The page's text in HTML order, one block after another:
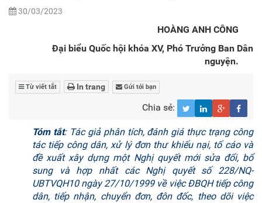
30/03/2023
HOÀNG ANH CÔNG
Đại biểu Quốc hội khóa XV, Phó Trưởng Ban Dân
nguyện.
Từ viết tắt In trang Gửi tới bạn
Chia sẻ:
Tómtắt: Tác giả phân tích, đánh giá thực trạng công
tác tiếp công dân, xử lý đơn thư khiếu nại, tố cáo và
đề xuất xây dựng một Nghị quyết mới sửa đổi, bổ
sung và hợp nhất các Nghị quyết số 228/NQ-
UBTVQH10 ngày 27/10/1999 về việc ĐBQH tiếp công
dân, tiếp nhận, chuyển đơn, đôn đốc, theo dõi việc